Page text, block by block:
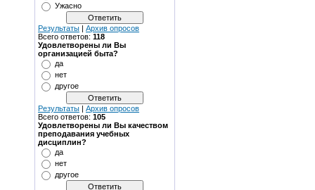
Ужасно
Результаты | Архив опросов
Всего ответов: 118
Удовлетворены ли Вы
организацией быта?
да
нет
другое
Результаты | Архив опросов
Всего ответов: 105
Удовлетворены ли Вы качеством
преподавания учебных
дисциплин?
да
нет
другое